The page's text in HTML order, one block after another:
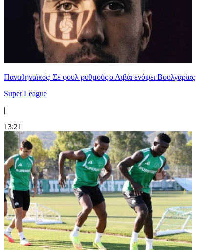
Παναθηναϊκός: Σε φουλ ρυθμούς ο Λιβάι ενόψει Βουλγαρίας
Super League
|
13:21